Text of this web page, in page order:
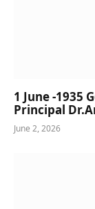
1 June -1935
Principal
June 2, 2026